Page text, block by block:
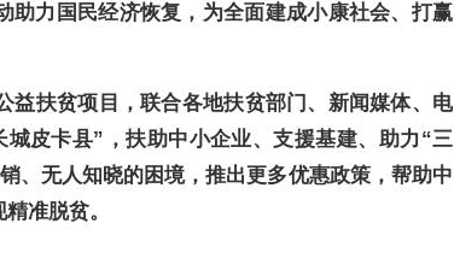
助力国民经济恢复，为全面建成小康社会、打赢
益扶贫项目，联合各地扶贫部门、新闻媒体、电
皮卡县”，扶助中小企业、支援基建、助力“三
、无人知晓的困境，推出更多优惠政策，帮助中
准脱贫。